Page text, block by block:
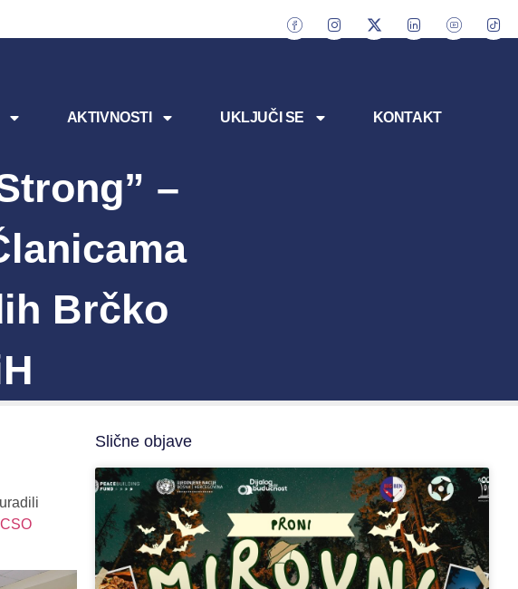
AKTIVNOSTI UKLJUČI SE KONTAKT
–
Brčko
CSO
Slične objave